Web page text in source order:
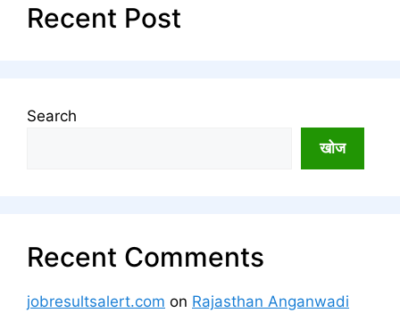
Recent Post
Search
खोज
Recent Comments
jobresultsalert.com on Rajasthan Anganwadi